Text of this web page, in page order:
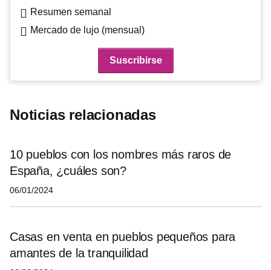
Resumen semanal
Mercado de lujo (mensual)
Noticias relacionadas
10 pueblos con los nombres más raros de
España, ¿cuáles son?
06/01/2024
Casas en venta en pueblos pequeños para
amantes de la tranquilidad